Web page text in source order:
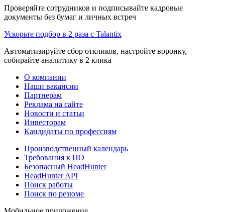
Проверяйте сотрудников и подписывайте кадровые
документы без бумаг и личных встреч
Ускорьте подбор в 2 раза с Talantix
Автоматизируйте сбор откликов, настройте воронку,
собирайте аналитику в 2 клика
О компании
Наши вакансии
Партнерам
Реклама на сайте
Новости и статьи
Инвесторам
Кандидаты по профессиям
Производственный календарь
Требования к ПО
Безопасный HeadHunter
HeadHunter API
Поиск работы
Поиск по резюме